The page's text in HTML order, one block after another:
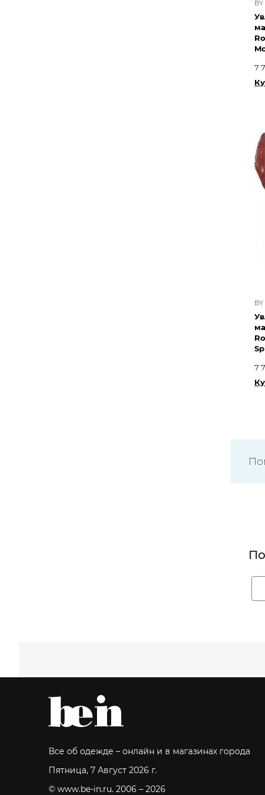
7
7
Все об одежде – онлайн и в магазинах города
Пятница, 7 Август 2026 г.
© www.be-in.ru. 2006 – 2026